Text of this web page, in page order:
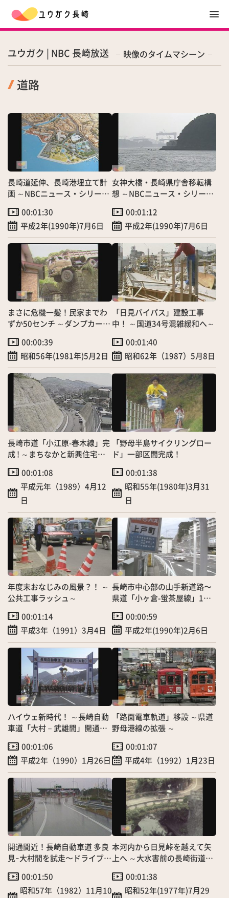
ユウガク | NBC 長崎放送 映像のタイムマシーン
道路
長崎道延伸、長崎港埋立て計
画 ～NBCニュース・シリーズ
00:01:30
平成2年(1990年)7月6日
女神大橋・長崎県庁舎移転構
想 ～NBCニュース・シリーズ
00:01:12
平成2年(1990年)7月6日
まさに危機一髪！民家までわ
ずか50センチ ～ダンプカー転
00:00:39
昭和56年(1981年)5月2日
「日見バイパス」建設工事
中！ ～国道34号混雑緩和へ～
00:01:40
昭和62年（1987）5月8日
長崎市道「小江原-春木線」完
成 ! ～まちなかと新興住宅地
00:01:08
平成元年（1989）4月12
日
「野母半島サイクリングロー
ド」一部区間完成！
00:01:38
昭和55年(1980年)3月31
日
年度末おなじみの風景？！ ～
公共工事ラッシュ～
00:01:14
平成3年（1991）3月4日
長崎市中心部の山手新道路〜
県道「小ヶ倉-蛍茶屋線」1部
00:00:59
平成2年(1990年)2月6日
ハイウェ新時代！ ～長崎自動
車道「大村－武雄間」開通
00:01:06
平成2年（1990）1月26日
「路面電車軌道」移設 ～県道
野母港線の拡張 ～
00:01:07
平成4年（1992）1月23日
開通間近！長崎自動車道 多良
見ｰ大村間を試走〜ドライブシ
00:01:50
昭和57年（1982）11月10
本河内から日見峠を越えて矢
上へ ～大水害前の長崎街道の
00:01:38
昭和52年(1977年)7月29